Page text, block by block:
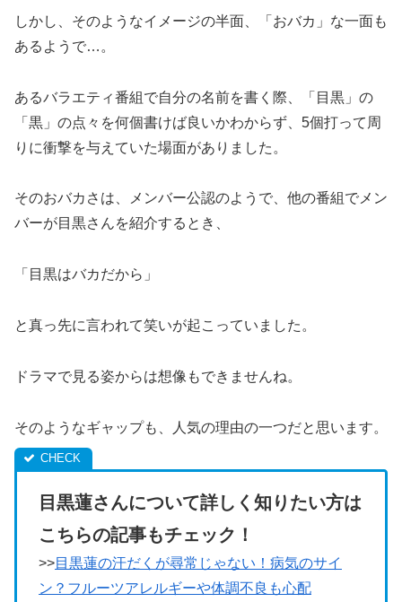
しかし、そのようなイメージの半面、「おバカ」な一面も
あるようで…。
あるバラエティ番組で自分の名前を書く際、「目黒」の
「黒」の点々を何個書けば良いかわからず、5個打って周
りに衝撃を与えていた場面がありました。
そのおバカさは、メンバー公認のようで、他の番組でメン
バーが目黒さんを紹介するとき、
「目黒はバカだから」
と真っ先に言われて笑いが起こっていました。
ドラマで見る姿からは想像もできませんね。
そのようなギャップも、人気の理由の一つだと思います。
目黒蓮さんについて詳しく知りたい方は
こちらの記事もチェック！
>>目黒蓮の汗だくが尋常じゃない！病気のサイ
ン？フルーツアレルギーや体調不良も心配